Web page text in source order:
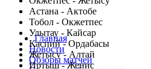
Астана - Актобе
Тобол - Окжетпес
Улытау - Кайсар
Каспий - Ордабасы
Жетысу - Алтай
Иртыш - Женис
Главная
Новости
Обзоры матчей